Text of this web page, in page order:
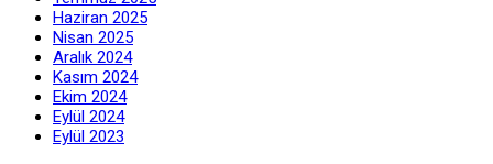
Haziran 2025
Nisan 2025
Aralık 2024
Kasım 2024
Ekim 2024
Eylül 2024
Eylül 2023